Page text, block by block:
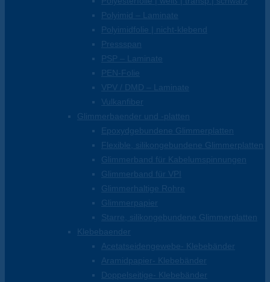
Polyimid – Laminate
Polyimidfolie | nicht-klebend
Pressspan
PSP – Laminate
PEN-Folie
VPV / DMD – Laminate
Vulkanfiber
Glimmerbaender und -platten
Epoxydgebundene Glimmerplatten
Flexible, silikongebundene Glimmerplatten
Glimmerband für Kabelumspinnungen
Glimmerband für VPI
Glimmerhaltige Rohre
Glimmerpapier
Starre, silikongebundene Glimmerplatten
Klebebaender
Acetatseidengewebe- Klebebänder
Aramidpapier- Klebebänder
Doppelseitige- Klebebänder